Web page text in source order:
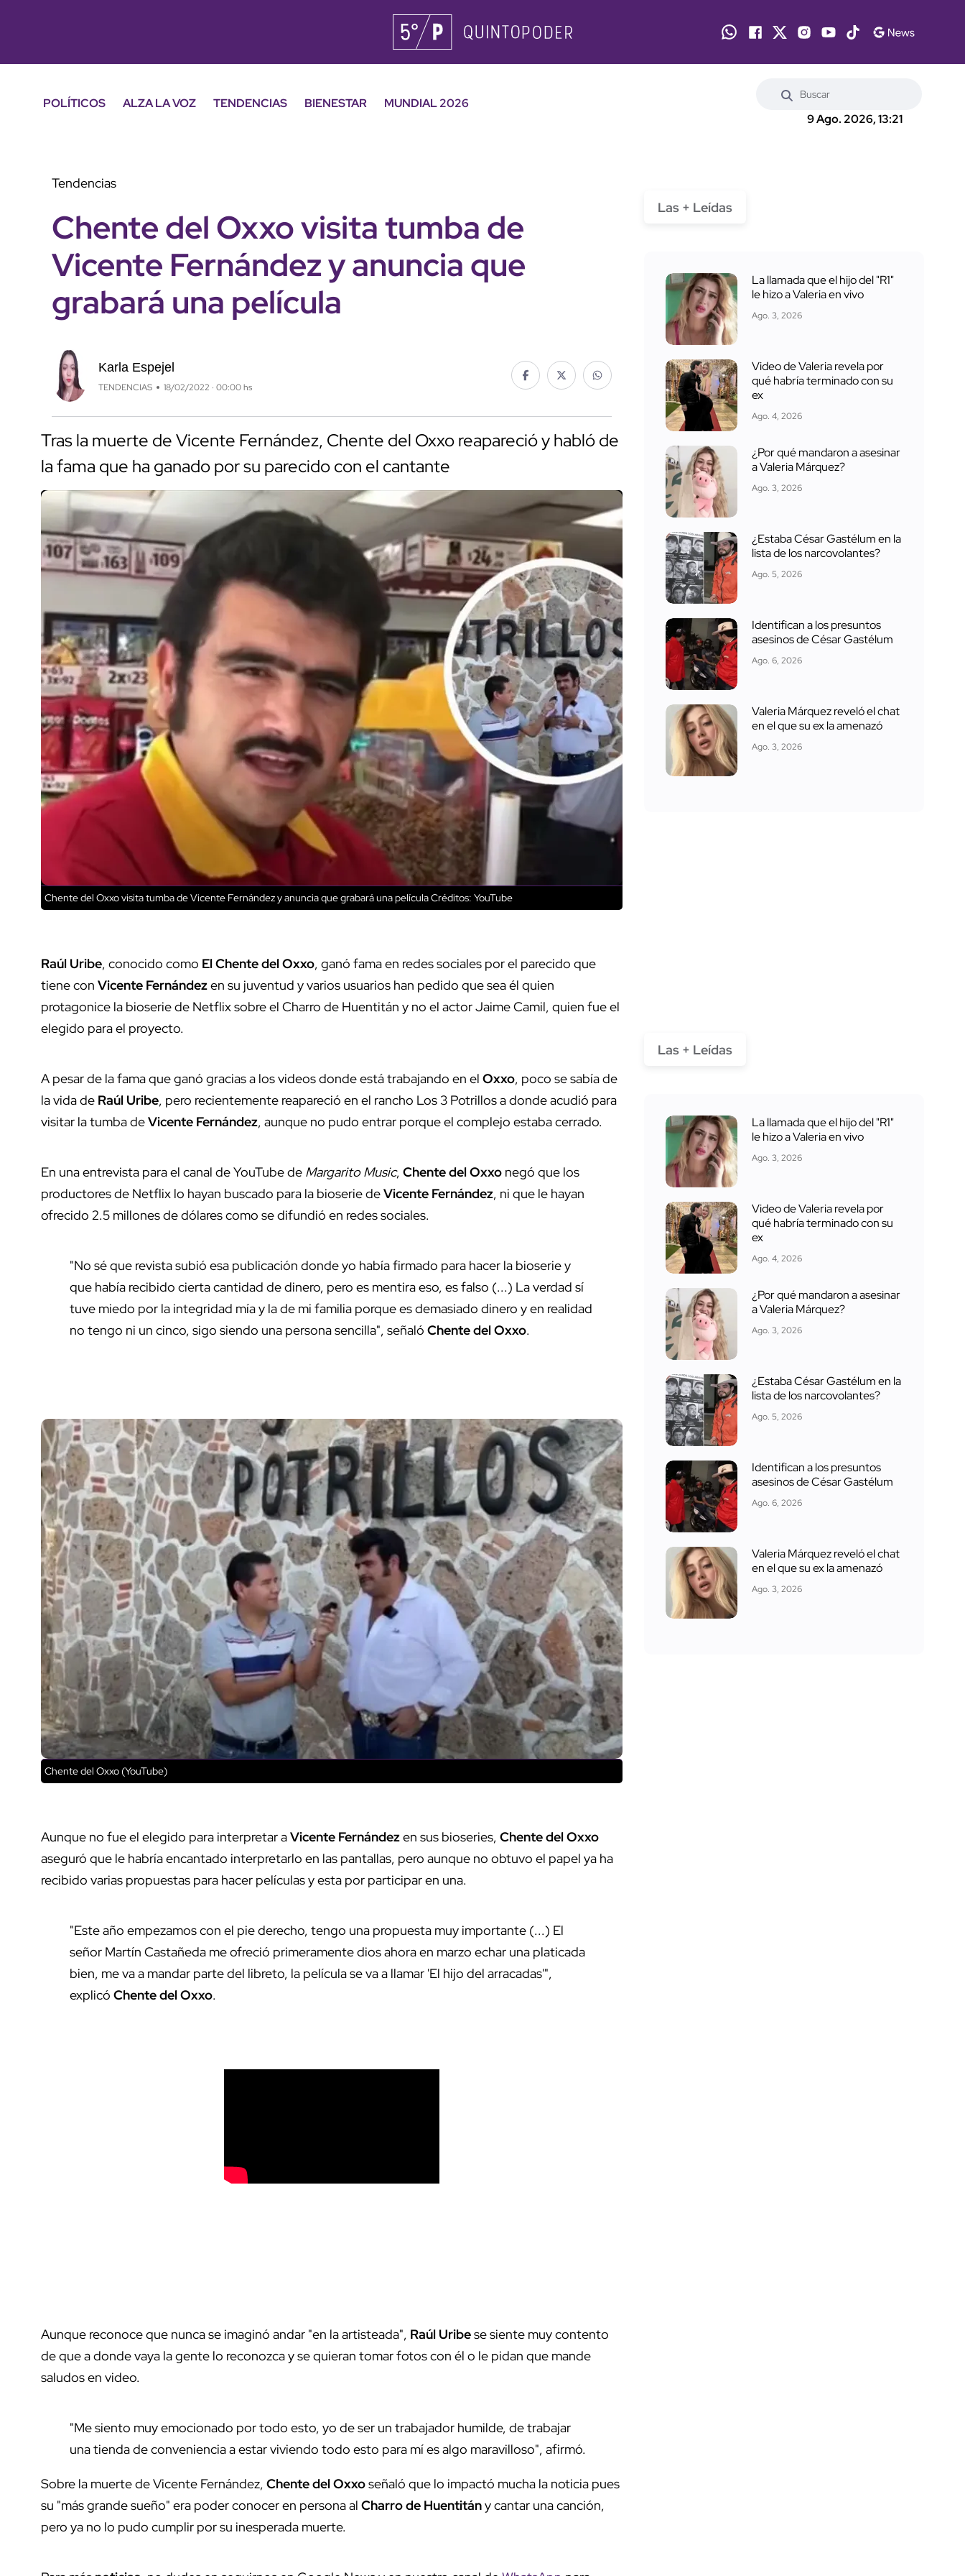
POLÍTICOS ALZA LA VOZ TENDENCIAS BIENESTAR
MUNDIAL 2026
9 Ago. 2026, 13:21
Tendencias
Chente del Oxxo visita tumba de
Vicente Fernández y anuncia que
grabará una película
Karla Espejel
TENDENCIAS 18/02/2022 · 00:00 hs
Tras la muerte de Vicente Fernández, Chente del Oxxo reapareció y habló de
la fama que ha ganado por su parecido con el cantante
Chente del Oxxo visita tumba de Vicente Fernández y anuncia que grabará una películaCréditos: YouTube
Raúl Uribe, conocido como El Chente del Oxxo, ganó fama en redes sociales por el parecido que
tiene con Vicente Fernándezen su juventud y varios usuarios han pedido que sea él quien
protagonice la bioserie de Netflix sobre el Charro de Huentitán y no el actor Jaime Camil, quien fue el
elegido para el proyecto.
A pesar de la fama que ganó gracias a los videos donde está trabajando en el Oxxo, poco se sabía de
la vida de Raúl Uribe, pero recientemente reapareció en el rancho Los 3 Potrillos a donde acudió para
visitar la tumba deVicente Fernández, aunque no pudo entrar porque el complejo estaba cerrado.
En una entrevista para el canal de YouTube de Margarito Music, Chente del Oxxo negó que los
productores de Netflix lo hayan buscado para la bioserie deVicente Fernández, ni que le hayan
ofrecido 2.5 millones de dólares como se difundió en redes sociales.
"No sé que revista subió esa publicación donde yo había firmado para hacer la bioserie y
que había recibido cierta cantidad de dinero, pero es mentira eso, es falso (...) La verdad sí
tuve miedo por la integridad mía y la de mi familia porque es demasiado dinero y en realidad
no tengo ni un cinco, sigo siendo una persona sencilla", señaló Chente del Oxxo.
Chente del Oxxo (YouTube)
Aunque no fue el elegido para interpretar aVicente Fernándezen sus bioseries, Chente del Oxxo
aseguró que le habría encantado interpretarlo en las pantallas, pero aunque no obtuvo el papel ya ha
recibido varias propuestas para hacer películas y esta por participar en una.
"Este año empezamos con el pie derecho, tengo una propuesta muy importante (...) El
señor Martín Castañeda me ofreció primeramente dios ahora en marzo echar una platicada
bien, me va a mandar parte del libreto, la película se va a llamar 'El hijo del arracadas'",
explicó Chente del Oxxo.
Aunque reconoce que nunca se imaginó andar "en la artisteada", Raúl Uribese siente muy contento
de que a donde vaya la gente lo reconozca y se quieran tomar fotos con él o le pidan que mande
saludos en video.
"Me siento muy emocionado por todo esto, yo de ser un trabajador humilde, de trabajar
una tienda de conveniencia a estar viviendo todo esto para mí es algo maravilloso", afirmó.
Sobre la muerte de Vicente Fernández, Chente del Oxxoseñaló que lo impactó mucha la noticia pues
su "más grande sueño" era poder conocer en persona al Charro de Huentitány cantar una canción,
pero ya no lo pudo cumplir por su inesperada muerte.
Las + Leídas
La llamada que el hijo del "R1"
le hizo a Valeria en vivo
Ago. 3, 2026
Video de Valeria revela por
qué habría terminado con su
ex
Ago. 4, 2026
¿Por qué mandaron a asesinar
a Valeria Márquez?
Ago. 3, 2026
¿Estaba César Gastélum en la
lista de los narcovolantes?
Ago. 5, 2026
Identifican a los presuntos
asesinos de César Gastélum
Ago. 6, 2026
Valeria Márquez reveló el chat
en el que su ex la amenazó
Ago. 3, 2026
Las + Leídas
La llamada que el hijo del "R1"
le hizo a Valeria en vivo
Ago. 3, 2026
Video de Valeria revela por
qué habría terminado con su
ex
Ago. 4, 2026
¿Por qué mandaron a asesinar
a Valeria Márquez?
Ago. 3, 2026
¿Estaba César Gastélum en la
lista de los narcovolantes?
Ago. 5, 2026
Identifican a los presuntos
asesinos de César Gastélum
Ago. 6, 2026
Valeria Márquez reveló el chat
en el que su ex la amenazó
Ago. 3, 2026